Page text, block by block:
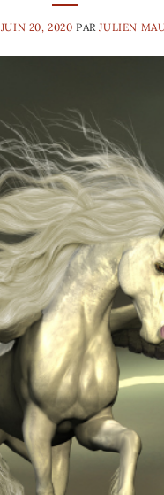
JUIN 20, 2020 PARJULIEN